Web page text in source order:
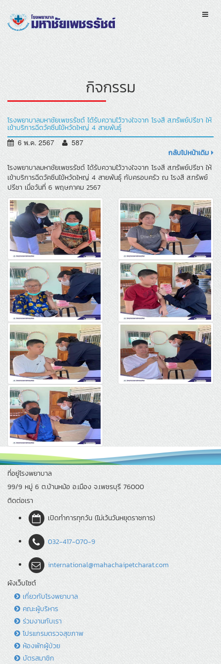
กิจกรรม
โรงพยาบาลมหาชัยเพชรรัชต์ ได้รับความไว้วางใจจาก โรงสี ส.ทรัพย์ปรีชา ให้
เข้าบริการฉีดวัคซีนไข้หวัดใหญ่ 4 สายพันธุ์
6 พ.ค. 2567 587
กลับไปหน้าเดิม
โรงพยาบาลมหาชัยเพชรรัชต์ ได้รับความไว้วางใจจาก โรงสี ส.ทรัพย์ปรีชา ให้
เข้าบริการฉีดวัคซีนไข้หวัดใหญ่ 4 สายพันธุ์ กับครอบครัว ณ โรงสี ส.ทรัพย์
ปรีชา เมื่อวันที่ 6 พฤษภาคม 2567
ที่อยู่โรงพยาบาล
99/9 หมู่ 6 ต.บ้านหม้อ อ.เมือง จ.เพชรบุรี 76000
ติดต่อเรา
เปิดทำการทุกวัน (ไม่เว้นวันหยุดราชการ)
032-417-070-9
international@mahachaipetcharat.com
ผังเว็บไซต์
เกี่ยวกับโรงพยาบาล
คณะผู้บริหาร
ร่วมงานกับเรา
โปรแกรมตรวจสุขภาพ
ห้องพักผู้ป่วย
บัตรสมาชิก